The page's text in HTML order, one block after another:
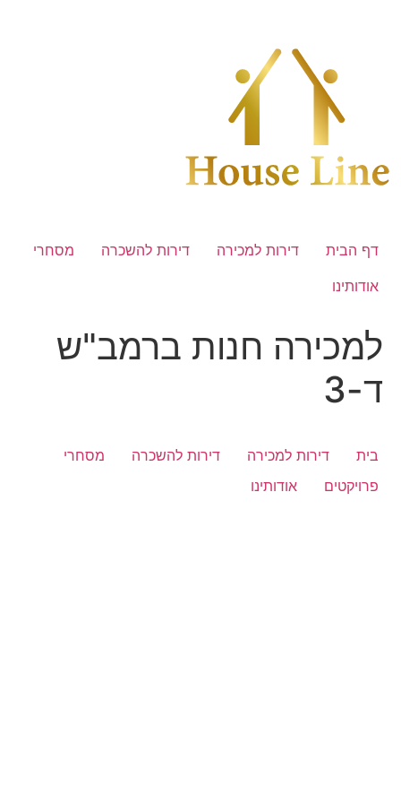
דף הבית דירות למכירה דירות להשכרה
מסחרי
אודותינו
למכירה חנות ברמב"ש
ד-3
בית דירות למכירה דירות להשכרה
מסחרי
פרויקטים
אודותינו